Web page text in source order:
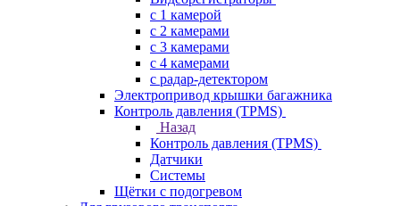
с 1 камерой
с 2 камерами
с 3 камерами
с 4 камерами
с радар-детектором
Электропривод крышки багажника
Контроль давления (TPMS)
Назад
Контроль давления (TPMS)
Датчики
Системы
Щётки с подогревом